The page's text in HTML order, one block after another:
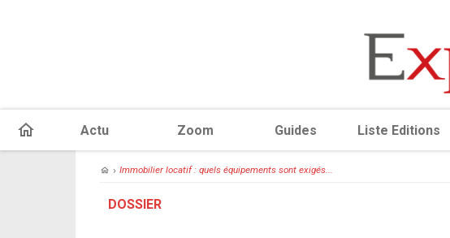
Actu Zoom Guides Liste Editions
› Immobilier locatif : quels équipements sont exigés...
DOSSIER